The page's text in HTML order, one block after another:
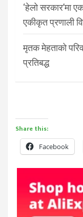
‘हेलो सरकार’मा
एकीकृत प्रणाली
मृतक मेहताको
प्रतिबद्ध
Share this:
Facebook